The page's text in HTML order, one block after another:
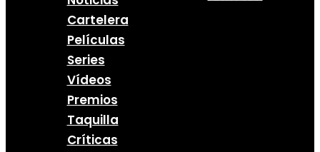
Cartelera
Películas
Series
Vídeos
Premios
Taquilla
Críticas